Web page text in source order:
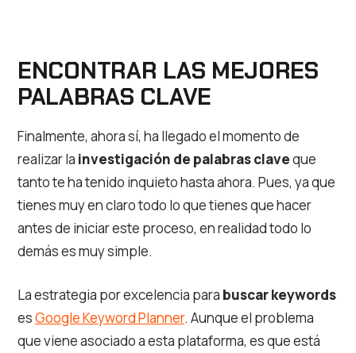
ENCONTRAR LAS MEJORES
PALABRAS CLAVE
Finalmente, ahora sí, ha llegado el momento de
realizar la investigación de palabras claveque
tanto te ha tenido inquieto hasta ahora. Pues, ya que
tienes muy en claro todo lo que tienes que hacer
antes de iniciar este proceso, en realidad todo lo
demás es muy simple.
La estrategia por excelencia para buscar keywords
esGoogle Keyword Planner. Aunque el problema
que viene asociado a esta plataforma, es que está